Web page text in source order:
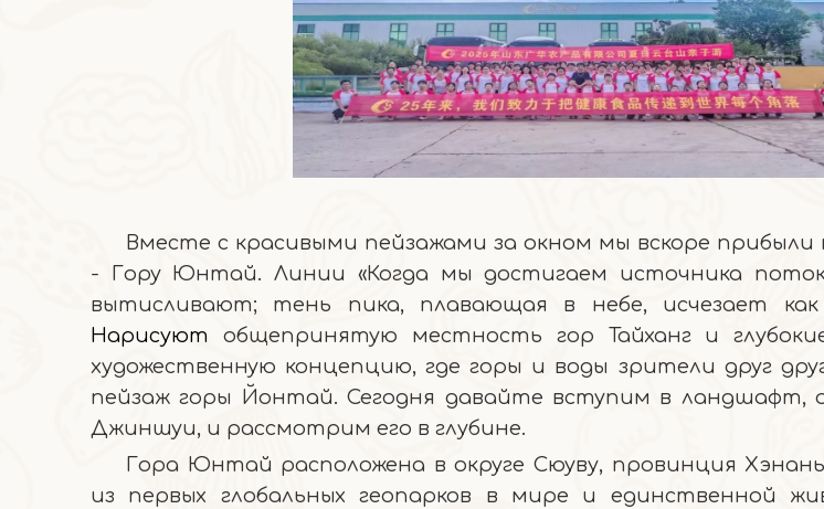
Вместе с красивыми пейзажами за окном мы вскоре прибыли
- Гору Юнтай. Линии «Когда мы достигаем источника
вытисливают; тень пика, плавающая в небе, исчезает как
Нарисуют общепринятую местность гор Тайханг и
художественную концепцию, где горы и воды зрители друг
пейзаж горы Йонтай. Сегодня давайте вступим в ландшафт,
Джиншуи, и рассмотрим его в глубине.
Гора Юнтай расположена в округе Сюуву, провинция
из первых глобальных геопарков в мире и единственной